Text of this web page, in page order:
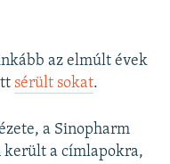
az elmúlt évek
sérült sokat.
a Sinopharm
került a címlapokra,